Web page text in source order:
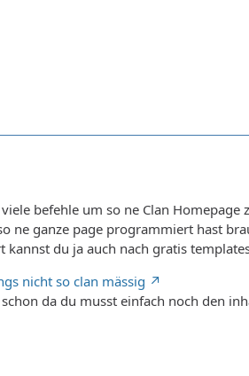
befehle um so ne Clan
ne ganze page programmiert hast
kannst du ja auch nach gratis
nicht so clan mässig
da du musst einfach noch den